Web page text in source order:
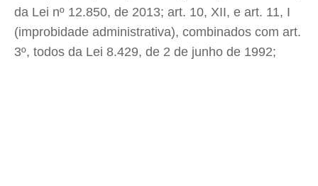
da Lei nº 12.850, de 2013; art. 10, XII, e art. 11, I
(improbidade administrativa), combinados com art.
3º, todos da Lei 8.429, de 2 de junho de 1992;